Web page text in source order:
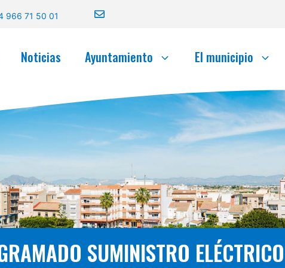
966 71 50 01
Noticias Ayuntamiento El municipio
SUMINISTRO